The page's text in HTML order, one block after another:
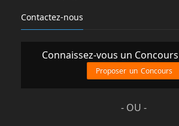
Contactez-nous
Connaissez-vous un
Proposer un Concours
- OU -